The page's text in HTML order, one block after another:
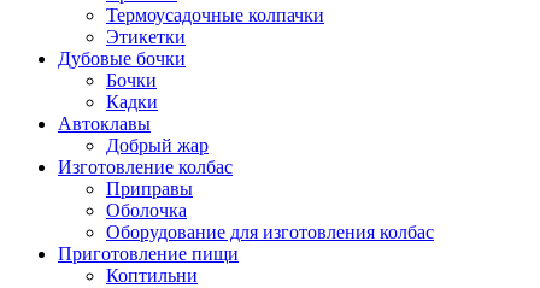
Термоусадочные колпачки
Этикетки
Дубовые бочки
Бочки
Кадки
Автоклавы
Добрый жар
Изготовление колбас
Приправы
Оболочка
Оборудование для изготовления колбас
Приготовление пищи
Коптильни